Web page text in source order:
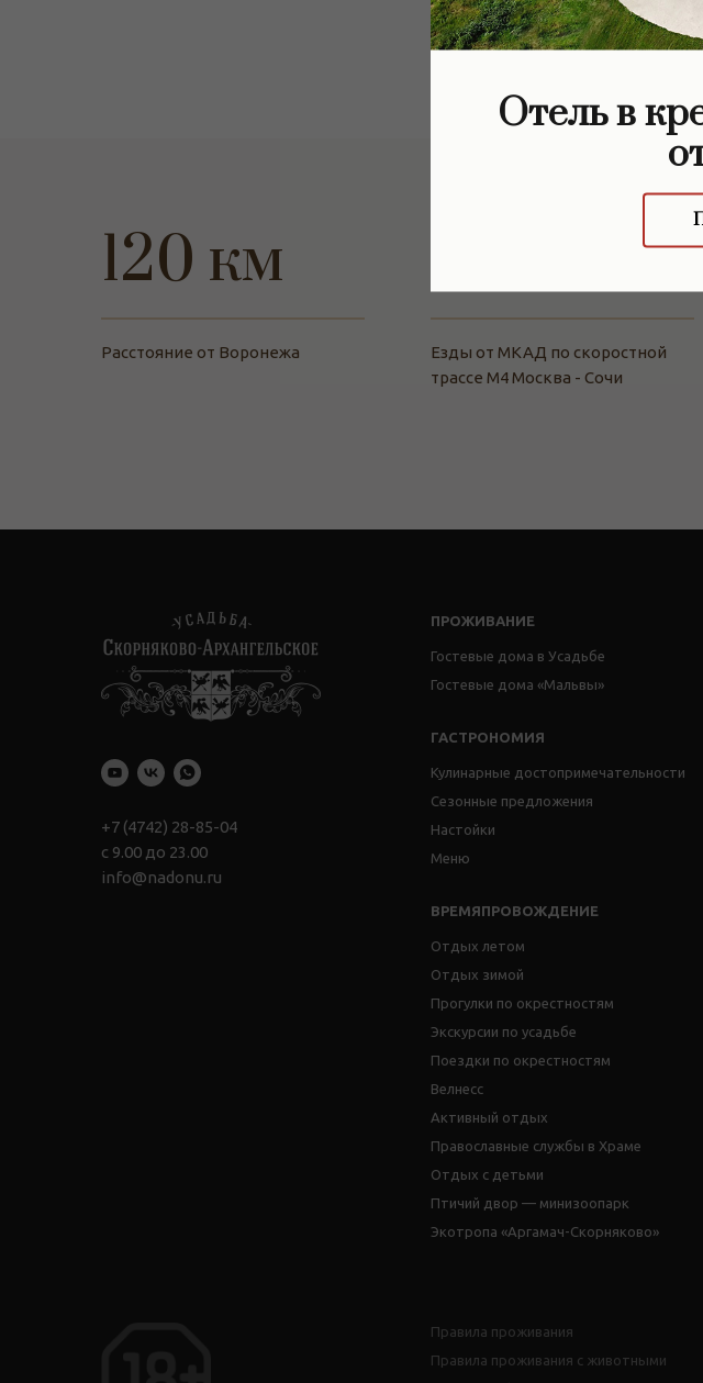
120 км
Расстояние от Воронежа
3,5 часа
Езды от МКАД по скоростной
трассе М4 Москва - Сочи
+7 (4742) 28-85-04
с 9.00 до 23.00
info@nadonu.ru
ПРОЖИВАНИЕ
Гостевые дома в Усадьбе
Гостевые дома «Мальвы»
ГАСТРОНОМИЯ
Кулинарные достопри­мечательности
Сезонные предложения
Настойки
Меню
ВРЕМЯПРОВОЖДЕНИЕ
Отдых летом
Отдых зимой
Прогулки по окрестностям
Экскурсии по усадьбе
Поездки по окрестностям
Велнесс
Активный отдых
Православные службы в Храме
Отдых с детьми
Птичий двор — минизоопарк
Экотропа «Аргамач-Скорняково»
Правила проживания
Правила проживания с животными
Отель в